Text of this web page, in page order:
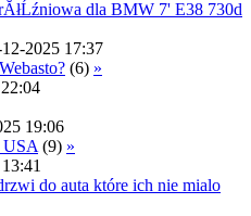
dla BMW 7' E38 730d
2025 17:37
(6) »
19:06
USA (9) »
do auta które ich nie mialo